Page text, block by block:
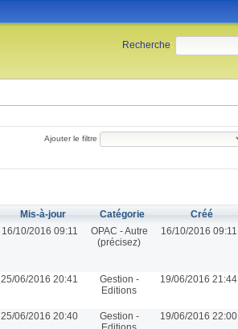
Recherche:
Ajouter le filtre
Mis-à-jour Catégorie
Créé
16/10/2016 09:11
OPAC - Autre
(précisez)
16/10/2016 09:11
25/06/2016 20:41
Gestion -
Editions
19/06/2016 21:44
25/06/2016 20:40
Gestion -
19/06/2016 22:00